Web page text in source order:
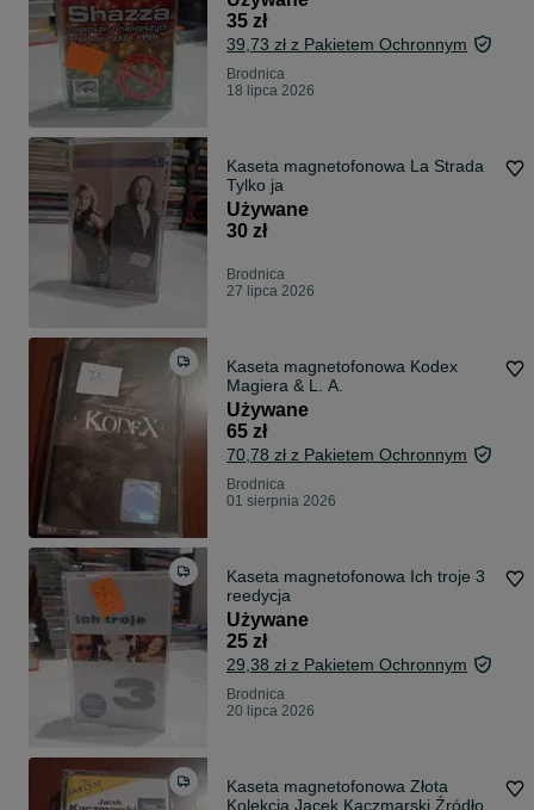
35 zł
39,73 zł z Pakietem Ochronnym
Brodnica
18 lipca 2026
Kaseta magnetofonowa La Strada
Tylko ja
Używane
30 zł
Brodnica
27 lipca 2026
Kaseta magnetofonowa Kodex
Magiera & L. A.
Używane
65 zł
70,78 zł z Pakietem Ochronnym
Brodnica
01 sierpnia 2026
Kaseta magnetofonowa Ich troje 3
reedycja
Używane
25 zł
29,38 zł z Pakietem Ochronnym
Brodnica
20 lipca 2026
Kaseta magnetofonowa Złota
Kolekcja Jacek Kaczmarski Źródło